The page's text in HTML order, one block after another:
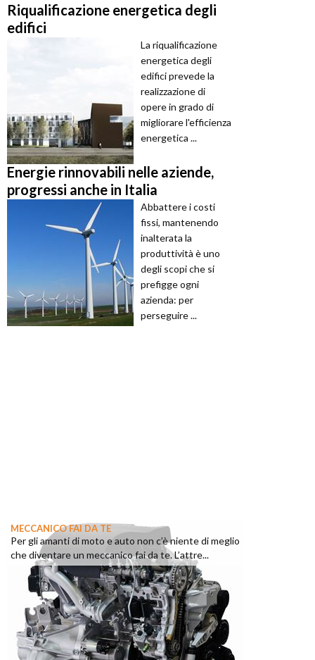
Riqualificazione energetica degli
edifici
La riqualificazione
energetica degli
edifici prevede la
realizzazione di
opere in grado di
migliorare l'efficienza
energetica ...
Energie rinnovabili nelle aziende,
progressi anche in Italia
Abbattere i costi
fissi, mantenendo
inalterata la
produttività è uno
degli scopi che si
prefigge ogni
azienda: per
perseguire ...
MECCANICO FAI DA TE
Per gli amanti di moto e auto non c’è niente di meglio
che diventare un meccanico fai da te. L’attre...